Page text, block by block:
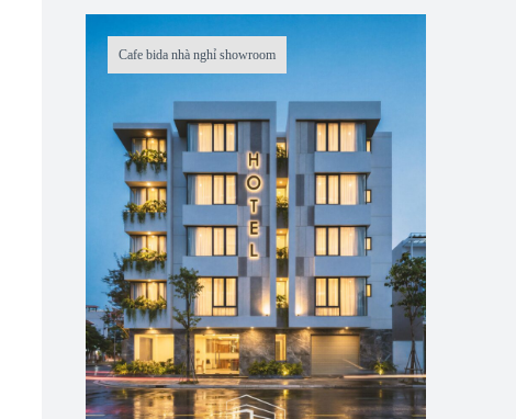
Cafe bida nhà nghỉ showroom